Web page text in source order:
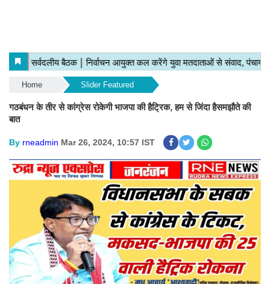
Home Slider Featured
गठबंधन के तीर से कांग्रेस रोकेगी भाजपा की हैट्रिक, हम से जिंदा हैसमझौते की
बात
By rneadmin Mar 26, 2024, 10:57 IST